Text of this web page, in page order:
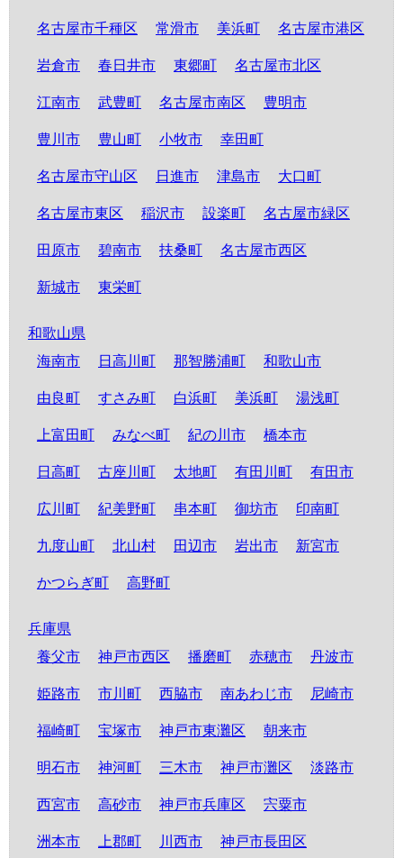
名古屋市千種区 常滑市 美浜町 名古屋市港区
岩倉市 春日井市 東郷町 名古屋市北区
江南市 武豊町 名古屋市南区 豊明市
豊川市 豊山町 小牧市 幸田町
名古屋市守山区 日進市 津島市 大口町
名古屋市東区 稲沢市 設楽町 名古屋市緑区
田原市 碧南市 扶桑町 名古屋市西区
新城市 東栄町
和歌山県
海南市
日高川町 那智勝浦町 和歌山市
由良町 すさみ町 白浜町 美浜町 湯浅町
上富田町 みなべ町 紀の川市 橋本市
日高町 古座川町 太地町 有田川町 有田市
広川町 紀美野町 串本町 御坊市 印南町
九度山町 北山村 田辺市 岩出市 新宮市
かつらぎ町 高野町
兵庫県
養父市
神戸市西区 播磨町 赤穂市 丹波市
姫路市 市川町 西脇市 南あわじ市 尼崎市
福崎町 宝塚市 神戸市東灘区 朝来市
明石市 神河町 三木市 神戸市灘区 淡路市
西宮市 高砂市 神戸市兵庫区 宍粟市
洲本市 上郡町 川西市 神戸市長田区